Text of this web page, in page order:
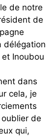
de notre
de
délégation
Inoubou
dans
cela, je
de
qui,